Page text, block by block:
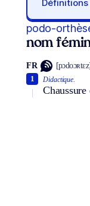
Définitions
podo-
nom
FR [pɔdoɔʀtɛz]
Didactique.
1